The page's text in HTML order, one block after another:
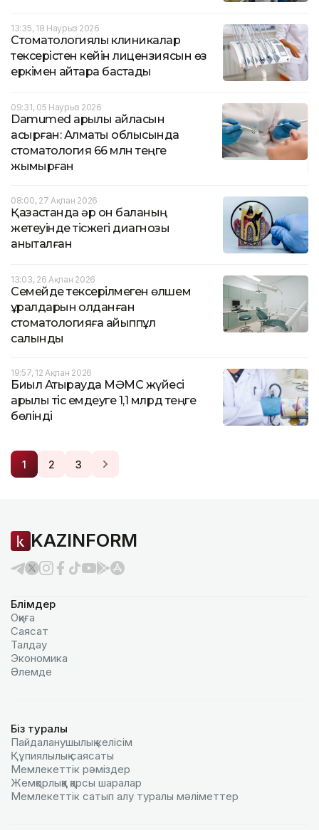
13:35, 18 Наурыз 2026
Cтоматологиялық клиникалар
тексерістен кейін лицензиясын өз
еркімен қайтара бастады
09:31, 05 Наурыз 2026
Damumed арқылы айласын
асырған: Алматы облысында
стоматология 66 млн теңге
жымқырған
08:00, 27 Ақпан 2026
Қазақстанда әр он баланың
жетеуінде тісжегі диагнозы
анықталған
13:03, 26 Ақпан 2026
Семейде тексерілмеген өлшем
құралдарын қолданған
стоматологияға айыппұл
салынды
19:57, 12 Ақпан 2026
Биыл Атырауда МӘМС жүйесі
арқылы тіс емдеуге 1,1 млрд теңге
бөлінді
1 2 3
KAZINFORM
Бөлімдер
Оқиға
Саясат
Талдау
Экономика
Әлемде
Біз туралы
Пайдаланушылық келiciм
Құпиялылық саясаты
Мемлекеттік рәміздер
Жемқорлыққа қарсы шаралар
Мемлекеттік сатып алу туралы мәлiметтер